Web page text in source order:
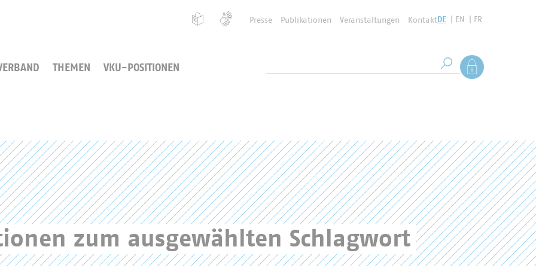
Presse Publikationen Veranstaltungen KontaktDE EN FR
THEMEN VKU-POSITIONEN Suche starten
Als Mitglied
zum ausgewählten Schlagwort